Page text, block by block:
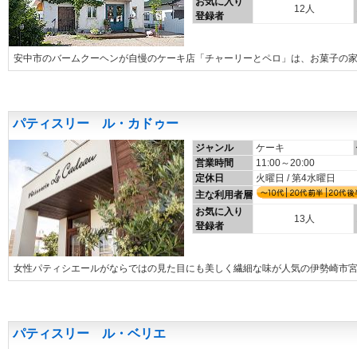
登録者
12人
安中市のバームクーヘンが自慢のケーキ店「チャーリーとペロ」は、お菓子の
パティスリー ル・カドゥー
ジャンル ケーキ
営業時間
11:00～20:00
定休日
火曜日 / 第4水曜日
主な利用者層
お気に入り
登録者
13人
女性パティシエールがならではの見た目にも美しく繊細な味が人気の伊勢崎市
パティスリー ル・ベリエ